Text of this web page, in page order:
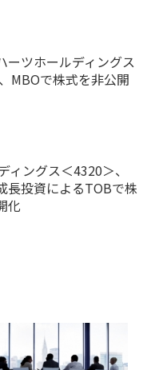
ーツホールディングス
MBOで株式を非公開
ィングス＜4320＞、
長投資によるTOBで株
化